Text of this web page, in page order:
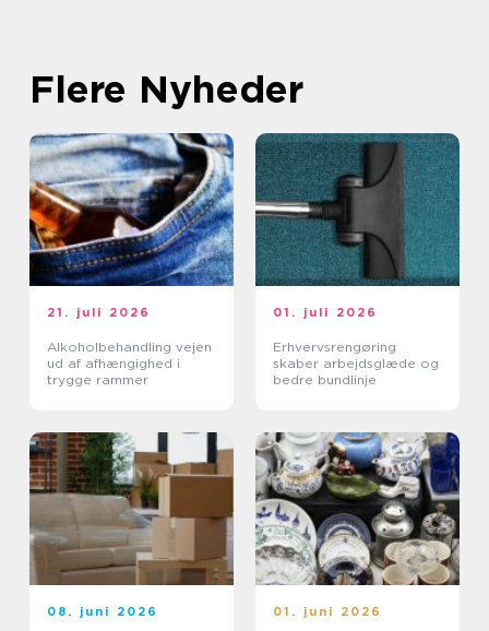
Flere Nyheder
21. juli 2026
Alkoholbehandling vejen
ud af afhængighed i
trygge rammer
01. juli 2026
Erhvervsrengøring
skaber arbejdsglæde og
bedre bundlinje
08. juni 2026 01. juni 2026